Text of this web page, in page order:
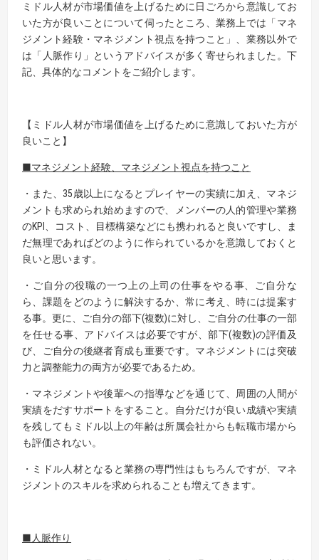
ミドル人材が市場価値を上げるために日ごろから意識してお
いた方が良いことについて伺ったところ、業務上では「マネ
ジメント経験・マネジメント視点を持つこと」、業務以外で
は「人脈作り」というアドバイスが多く寄せられました。下
記、具体的なコメントをご紹介します。
【ミドル人材が市場価値を上げるために意識しておいた方が
良いこと】
■マネジメント経験、マネジメント視点を持つこと
・また、35歳以上になるとプレイヤーの実績に加え、マネジ
メントも求められ始めますので、メンバーの人的管理や業務
のKPI、コスト、目標構築などにも携われると良いですし、ま
だ無理であればどのように作られているかを意識しておくと
良いと思います。
・ご自分の役職の一つ上の上司の仕事をやる事、ご自分な
ら、課題をどのように解決するか、常に考え、時には提案す
る事。更に、ご自分の部下(複数)に対し、ご自分の仕事の一部
を任せる事、アドバイスは必要ですが、部下(複数)の評価及
び、ご自分の後継者育成も重要です。マネジメントには突破
力と調整能力の両方が必要であるため。
・マネジメントや後輩への指導などを通じて、周囲の人間が
実績をだすサポートをすること。自分だけが良い成績や実績
を残してもミドル以上の年齢は所属会社からも転職市場から
も評価されない。
・ミドル人材となると業務の専門性はもちろんですが、マネ
ジメントのスキルを求められることも増えてきます。
■人脈作り